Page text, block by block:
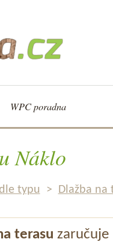
WPC poradna
Náklo
typu > Dlažba na
terasu zaručuje